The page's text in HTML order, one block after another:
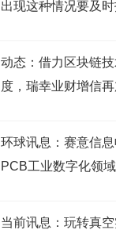
出现这种情况要及
动态：借力区块链
度，瑞幸业财增信
环球讯息：赛意信
PCB工业数字化领
当前讯息：玩转真